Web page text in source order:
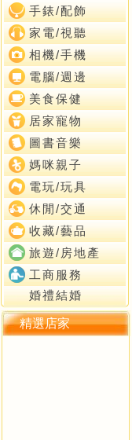
手錶/配飾
家電/視聽
相機/手機
電腦/週邊
美食保健
居家寵物
圖書音樂
媽咪親子
電玩/玩具
休閒/交通
收藏/藝品
旅遊/房地產
工商服務
婚禮結婚
精選店家